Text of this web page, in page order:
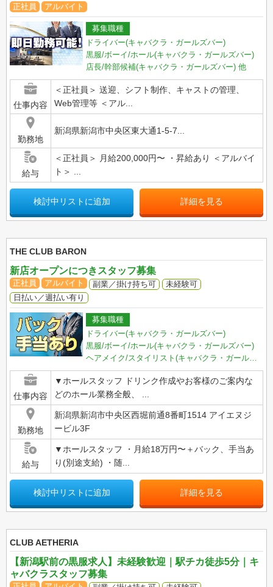
正社員 アルバイト
募集職種
ドライバー(キャバクラ・ガールズバー)
黒服/ボーイ/ホール(キャバクラ・ガールズバー)
店長/幹部候補(キャバクラ・ガールズバー) 他
仕事内容
＜正社員＞ 送迎、シフト制作、キャストの管理、
Web管理等 ＜アル...
勤務地
新潟県新潟市中央区東大通1-5-7...
給与
＜正社員＞ 月給200,000円〜 ・昇給あり ＜アルバイ
ト＞ ...
検討中リストに追加 詳細を見る
THE CLUB BARON
新店オープンにつきスタッフ募集
正社員 アルバイト 副業／掛け持ち可
未経験可
日払い／週払い有り
募集職種
ドライバー(キャバクラ・ガールズバー)
黒服/ボーイ/ホール(キャバクラ・ガールズバー)
仕事内容
▼ホールスタッフ ドリンク作成やお客様のご案内な
どのホール業務全般、 ...
勤務地
新潟県新潟市中央区西堀前通8番町1514 アイエヌジ
ービル3F
給与
▼ホールスタッフ ・月給18万円〜＋バック、手当あ
り(別途支給) ・随...
検討中リストに追加 詳細を見る
CLUB AETHERIA
【新潟駅前の黒服求人】未経験歓迎｜駅チカ徒歩5分｜キ
ャバクラスタッフ募集